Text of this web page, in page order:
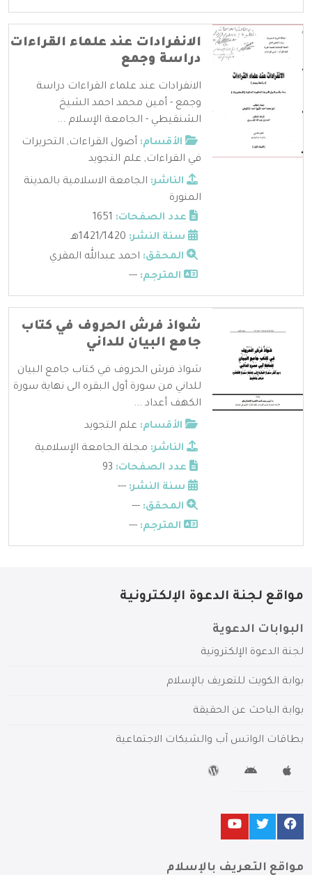
الانفرادات عند علماء القراءات
دراسة وجمع
الانفرادات عند علماء القراءات دراسة
وجمع - أمين محمد احمد الشيخ
الشنقيطي - الجامعة الإسلام ...
الأقسام: أصول القراءات, التحريرات
في القراءات, علم التجويد
الناشر: الجامعة الاسلامية بالمدينة
المنورة
عدد الصفحات:
سنة النشر:
المحقق: احمد عبدالله المقري
المترجم: ---
شواذ فرش الحروف في كتاب
جامع البيان للداني
شواذ فرش الحروف في كتاب جامع البيان
للداني من سورة أول البقره الى نهاية سورة
الكهف أعداد ...
الأقسام: علم التجويد
الناشر: مجلة الجامعة الإسلامية
عدد الصفحات:
سنة النشر: ---
المحقق: ---
المترجم: ---
مواقع لجنة الدعوة الإلكترونية
البوابات الدعوية
لجنة الدعوة الإلكترونية
بوابة الكويت للتعريف بالإسلام
بوابة الباحث عن الحقيقة
بطاقات الواتس آب والشبكات الاجتماعية
مواقع التعريف بالإسلام